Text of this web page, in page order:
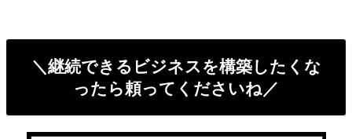
＼継続できるビジネスを構築したくな
ったら頼ってくださいね／